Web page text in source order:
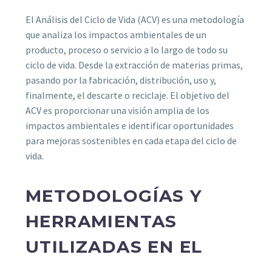
El Análisis del Ciclo de Vida (ACV) es una metodología
que analiza los impactos ambientales de un
producto, proceso o servicio a lo largo de todo su
ciclo de vida. Desde la extracción de materias primas,
pasando por la fabricación, distribución, uso y,
finalmente, el descarte o reciclaje. El objetivo del
ACV es proporcionar una visión amplia de los
impactos ambientales e identificar oportunidades
para mejoras sostenibles en cada etapa del ciclo de
vida.
METODOLOGÍAS Y
HERRAMIENTAS
UTILIZADAS EN EL